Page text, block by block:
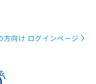
方向け ログインページ